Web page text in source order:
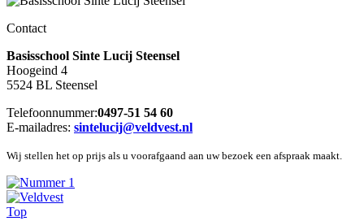
Contact
Basisschool Sinte Lucij Steensel
Hoogeind 4
5524 BL Steensel
Telefoonnummer:0497-51 54 60
E-mailadres: sintelucij@veldvest.nl
Wij stellen het op prijs als u voorafgaand aan uw bezoek een afspraak maakt.
Top